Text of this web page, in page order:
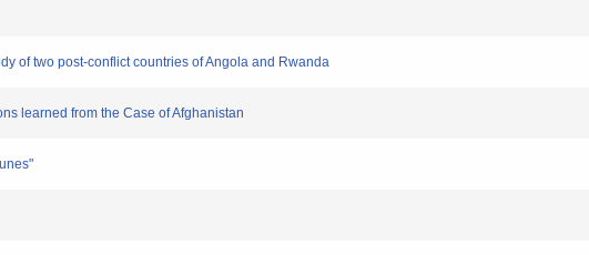
of two post-conflict countries of Angola and Rwanda
learned from the Case of Afghanistan